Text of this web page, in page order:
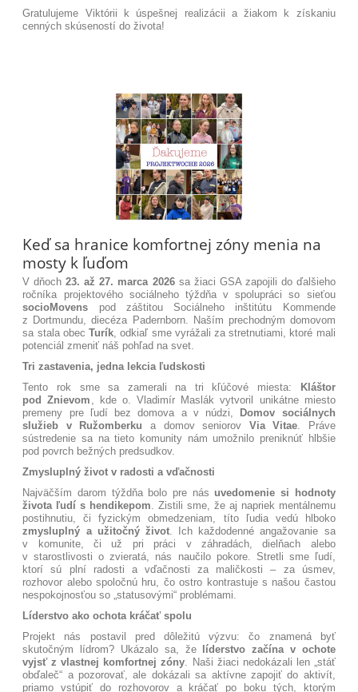
Gratulujeme Viktórii k úspešnej realizácii a žiakom k získaniu
cenných skúseností do života!
Keď sa hranice komfortnej zóny menia na
mosty k ľuďom
V dňoch23. až 27. marca 2026sa žiaci GSA zapojili do ďalšieho
ročníka projektového sociálneho týždňa v spolupráci so sieťou
socioMovens pod záštitou Sociálneho inštitútu Kommende
z Dortmundu, diecéza Padernborn. Naším prechodným domovom
sa stala obecTurík, odkiaľ sme vyrážali za stretnutiami, ktoré mali
potenciál zmeniť náš pohľad na svet.
Tri zastavenia, jedna lekcia ľudskosti
Tento rok sme sa zamerali na tri kľúčové miesta:
Kláštor
pod Znievom , kde o. Vladimír Maslák vytvoril unikátne miesto
premeny pre ľudí bez domova a v núdzi,
Domov sociálnych
služieb v Ružomberku a domov seniorov Via Vitae. Práve
sústredenie sa na tieto komunity nám umožnilo preniknúť hlbšie
pod povrch bežných predsudkov.
Zmysluplný život v radosti a vďačnosti
Najväčším darom týždňa bolo pre násuvedomenie si hodnoty
života ľudí s hendikepom. Zistili sme, že aj napriek mentálnemu
postihnutiu, či fyzickým obmedzeniam, títo ľudia vedú hlboko
zmysluplný a užitočný život. Ich každodenné angažovanie sa
v komunite, či už pri práci v záhradách, dielňach alebo
v starostlivosti o zvieratá, nás naučilo pokore. Stretli sme ľudí,
ktorí sú plní radosti a vďačnosti za maličkosti – za úsmev,
rozhovor alebo spoločnú hru, čo ostro kontrastuje s našou častou
nespokojnosťou so „statusovými“ problémami.
Líderstvo ako ochota kráčať spolu
Projekt nás postavil pred dôležitú výzvu: čo znamená byť
skutočným lídrom? Ukázalo sa, že
líderstvo začína v ochote
vyjsť z vlastnej komfortnej zóny. Naši žiaci nedokázali len „stáť
obďaleč“ a pozorovať, ale dokázali sa aktívne zapojiť do aktivít,
priamo vstúpiť do rozhovorov a kráčať po boku tých, ktorým